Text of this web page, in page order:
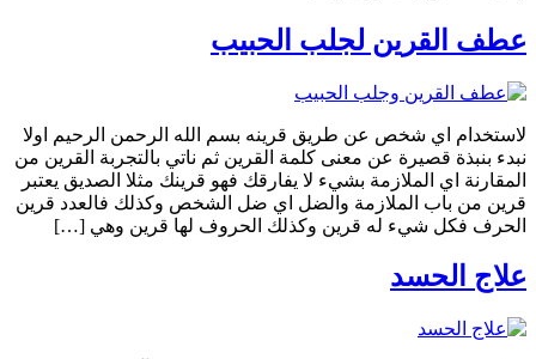
عطف القرين لجلب الحبيب
لاستخدام اي شخص عن طريق قرينه بسم الله الرحمن الرحيم اولا
نبدء بنبذة قصيرة عن معنى كلمة القرين ثم ناتي بالتجربة القرين من
المقارنة اي الملازمة بشيء لا يفارقك فهو قرينك مثلا الصديق يعتبر
قرين من باب الملازمة والضل اي ضل الشخص وكذلك فالعدد قرين
الحرف فكل شيء له قرين وكذلك الحروف لها قرين وهي […]
علاج الحسد